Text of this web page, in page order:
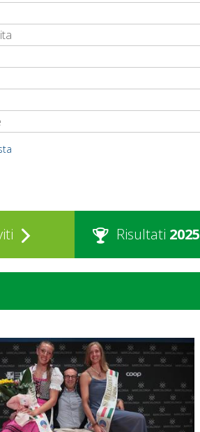
Risultati 2025